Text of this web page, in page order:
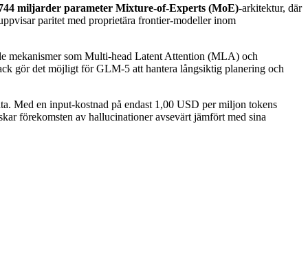
miljarder parameter Mixture-of-Experts (MoE)-arkitektur, där
paritet med proprietära frontier-modeller inom
mekanismer som Multi-head Latent Attention (MLA) och
gör det möjligt för GLM-5 att hantera långsiktig planering och
Med en input-kostnad på endast 1,00 USD per miljon tokens
förekomsten av hallucinationer avsevärt jämfört med sina